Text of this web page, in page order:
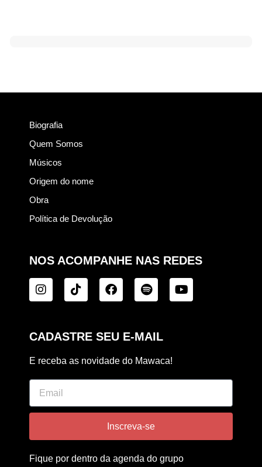
Biografia
Quem Somos
Músicos
Origem do nome
Obra
Política de Devolução
NOS ACOMPANHE NAS REDES
CADASTRE SEU E-MAIL
E receba as novidade do Mawaca!
Inscreva-se
Fique por dentro da agenda do grupo